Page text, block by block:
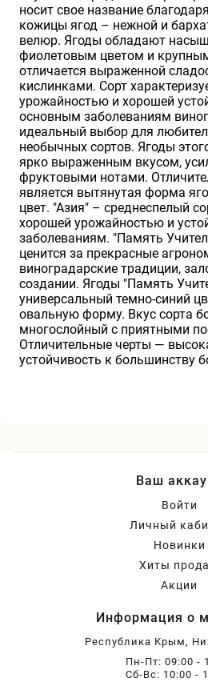
Зелень и пряные травы
носит свое название
кожицы ягод – нежной и
велюр. Ягоды обладают
фиолетовым цветом и
отличается выраженной
кислинками. Сорт
урожайностью и хорошей
основным заболеваниям
идеальный выбор для
необычных сортов. Ягоды
ярко выраженным вкусом,
фруктовыми нотами.
является вытянутая форма
цвет. "Азия" – среднеспелый
хорошей урожайностью и
заболеваниям. "Память
ценится за прекрасные
виноградарские традиции,
создании. Ягоды "Память
универсальный темно-синий
овальную форму. Вкус сорта
многослойный с приятными
Отличительные черты —
устойчивость к большинству
Ваш
Войти
Личный
Новинки
Хиты
Акции
Информация о
Республика Крым,
Пн-Пт: 09:00 -
Сб-Вс: 10:00 -